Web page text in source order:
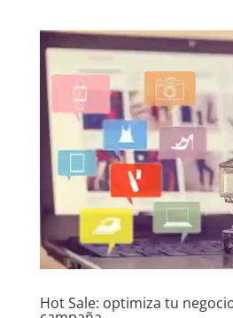
Hot Sale: optimiza tu